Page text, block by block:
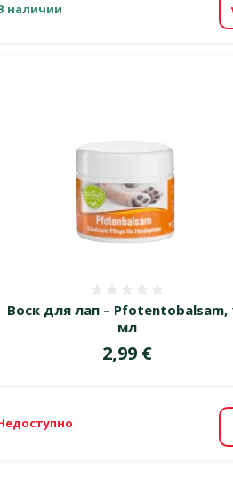
наличии
Воск для лап – Pfotentobalsam,
мл
Цена
2,99 €